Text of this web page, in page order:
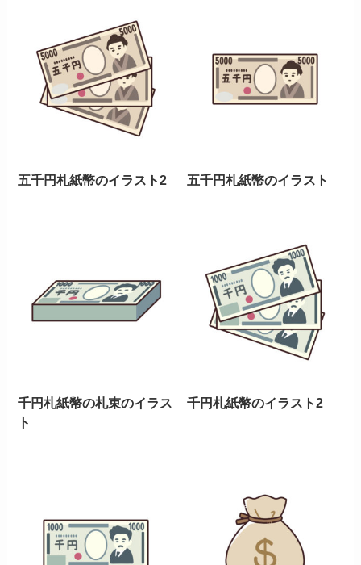
五千円札紙幣のイラスト2 五千円札紙幣のイラスト
千円札紙幣の札束のイラス
ト
千円札紙幣のイラスト2